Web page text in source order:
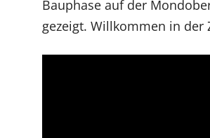
Bauphase auf der
gezeigt. Willkommen in der